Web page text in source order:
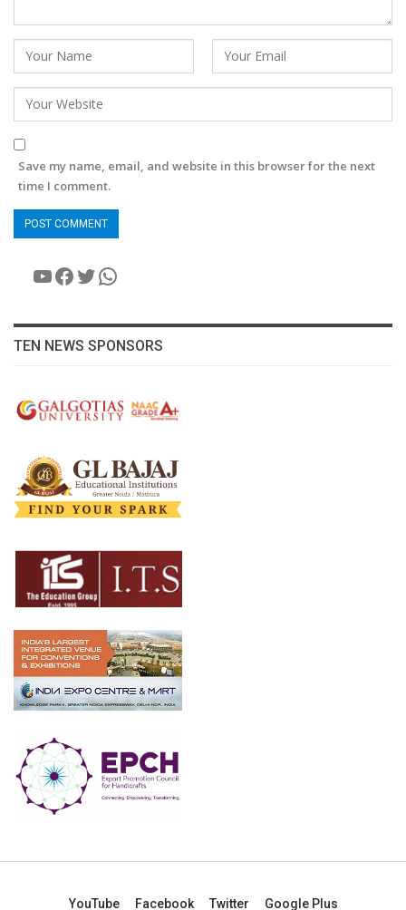
Save my name, email, and website in this browser for the next
time I comment.
YouTube
Facebook
Twitter
WhatsApp
TEN NEWS SPONSORS
YouTube Facebook Twitter Google Plus